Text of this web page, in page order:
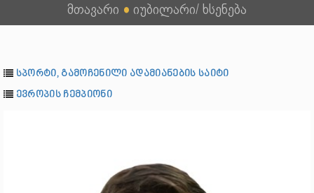
მთავარი ● იუბილარი/ ხსენება
სპორტი, გამოჩენილი ადამიანების საიტი
ევროპის ჩემპიონი